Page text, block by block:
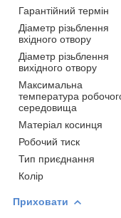
Гарантійний термін
Діаметр різьблення
вхідного отвору
Діаметр різьблення
вихідного отвору
Максимальна
температура
середовища
Матеріал косинця
Робочий тиск
Тип приєднання
Колір
Приховати